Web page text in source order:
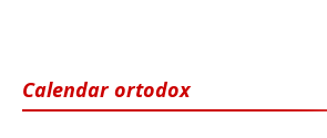
Calendar ortodox